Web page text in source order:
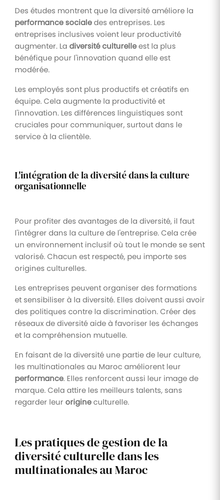
Des études montrent que la diversité améliore la
performance socialedes entreprises. Les
entreprises inclusives voient leur productivité
augmenter. La diversité culturelleest la plus
bénéfique pour l'innovation quand elle est
modérée.
Les employés sont plus productifs et créatifs en
équipe. Cela augmente la productivité et
l'innovation. Les différences linguistiques sont
cruciales pour communiquer, surtout dans le
service à la clientèle.
L'intégration de la diversité dans la culture
organisationnelle
Pour profiter des avantages de la diversité, il faut
l'intégrer dans la culture de l'entreprise. Cela crée
un environnement inclusif où tout le monde se sent
valorisé. Chacun est respecté, peu importe ses
origines culturelles.
Les entreprises peuvent organiser des formations
et sensibiliser à la diversité. Elles doivent aussi avoir
des politiques contre la discrimination. Créer des
réseaux de diversité aide à favoriser les échanges
et la compréhension mutuelle.
En faisant de la diversité une partie de leur culture,
les multinationales au Maroc améliorent leur
performance. Elles renforcent aussi leur image de
marque. Cela attire les meilleurs talents, sans
regarder leurorigineculturelle.
Les pratiques de gestion de la
diversité culturelle dans les
multinationales au Maroc